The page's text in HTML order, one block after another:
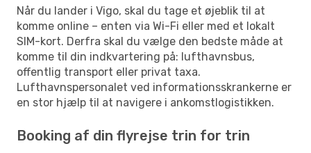
Når du lander i Vigo, skal du tage et øjeblik til at
komme online – enten via Wi-Fi eller med et lokalt
SIM-kort. Derfra skal du vælge den bedste måde at
komme til din indkvartering på: lufthavnsbus,
offentlig transport eller privat taxa.
Lufthavnspersonalet ved informationsskrankerne er
en stor hjælp til at navigere i ankomstlogistikken.
Booking af din flyrejse trin for trin